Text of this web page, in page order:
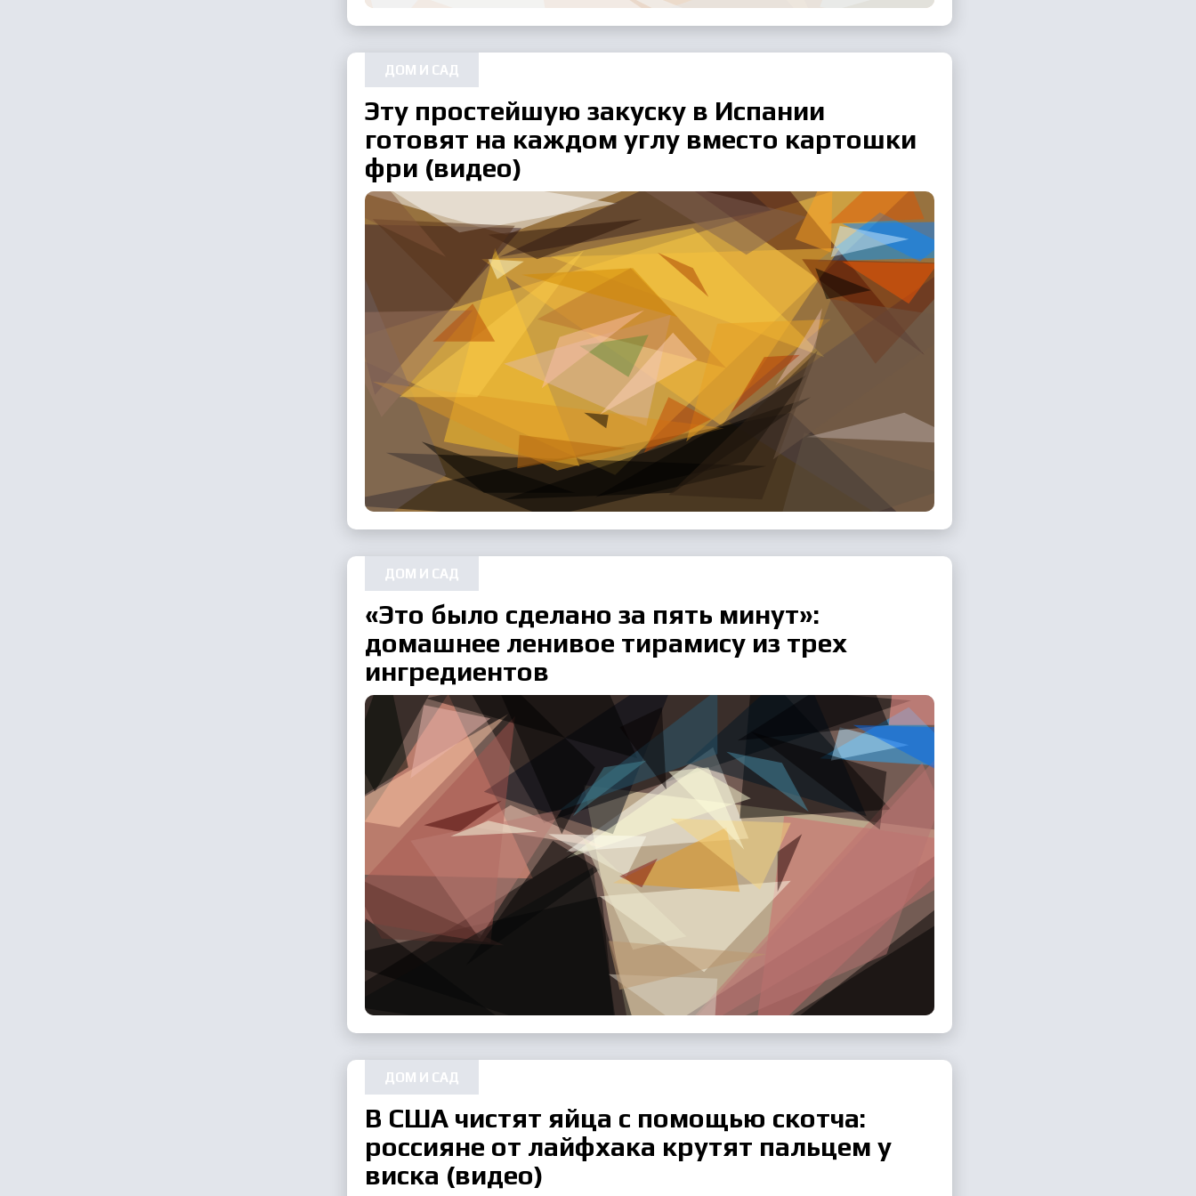
Эту простейшую закуску в Испании
готовят на каждом углу вместо картошки
фри (видео)
ДОМ И САД
«Это было сделано за пять минут»:
домашнее ленивое тирамису из трех
ингредиентов
ДОМ И САД
В США чистят яйца с помощью скотча:
россияне от лайфхака крутят пальцем у
виска (видео)
ДОМ И САД